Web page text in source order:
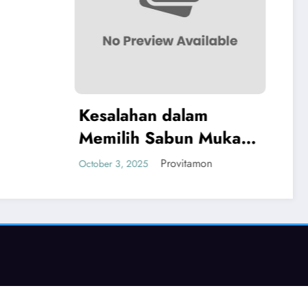
Muka
Berminyak
Perhiasan Pribadi